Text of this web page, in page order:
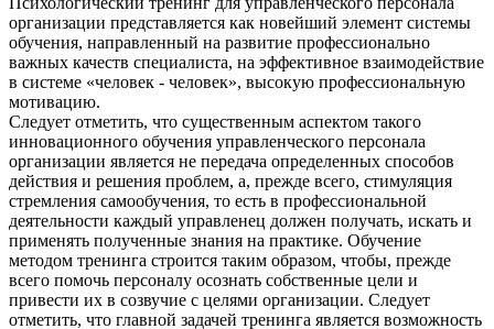
организации представляется как новейший элемент системы
обучения, направленный на развитие профессионально
важных качеств специалиста, на эффективное взаимодействие
в системе «человек - человек», высокую профессиональную
мотивацию.
Следует отметить, что существенным аспектом такого
инновационного обучения управленческого персонала
организации является не передача определенных способов
действия и решения проблем, а, прежде всего, стимуляция
стремления самообучения, то есть в профессиональной
деятельности каждый управленец должен получать, искать и
применять полученные знания на практике. Обучение
методом тренинга строится таким образом, чтобы, прежде
всего помочь персоналу осознать собственные цели и
привести их в созвучие с целями организации. Следует
отметить, что главной задачей тренинга является возможность